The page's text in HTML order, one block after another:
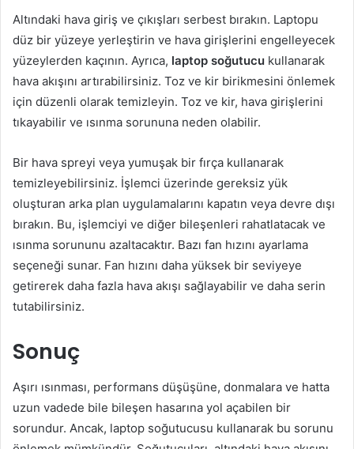
Altındaki hava giriş ve çıkışları serbest bırakın. Laptopu
düz bir yüzeye yerleştirin ve hava girişlerini engelleyecek
yüzeylerden kaçının. Ayrıca, laptop soğutucu kullanarak
hava akışını artırabilirsiniz. Toz ve kir birikmesini önlemek
için düzenli olarak temizleyin. Toz ve kir, hava girişlerini
tıkayabilir ve ısınma sorununa neden olabilir.
Bir hava spreyi veya yumuşak bir fırça kullanarak
temizleyebilirsiniz. İşlemci üzerinde gereksiz yük
oluşturan arka plan uygulamalarını kapatın veya devre dışı
bırakın. Bu, işlemciyi ve diğer bileşenleri rahatlatacak ve
ısınma sorununu azaltacaktır. Bazı fan hızını ayarlama
seçeneği sunar. Fan hızını daha yüksek bir seviyeye
getirerek daha fazla hava akışı sağlayabilir ve daha serin
tutabilirsiniz.
Sonuç
Aşırı ısınması, performans düşüşüne, donmalara ve hatta
uzun vadede bile bileşen hasarına yol açabilen bir
sorundur. Ancak, laptop soğutucusu kullanarak bu sorunu